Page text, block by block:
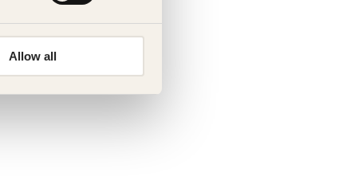
Allow all